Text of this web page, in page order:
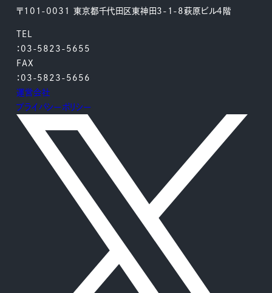
〒101-0031 東京都千代田区東神田3-1-8萩原ビル4階
TEL
：03-5823-5655
FAX
：03-5823-5656
運営会社
プライバシーポリシー